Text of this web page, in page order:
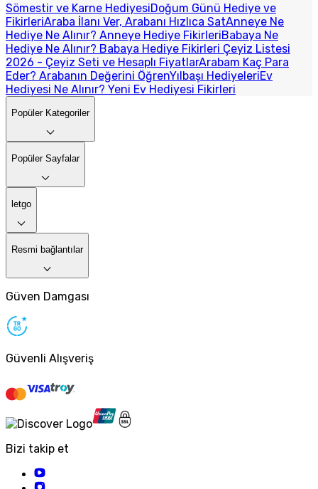
Sömestir ve Karne HediyesiDoğum Günü Hediye ve
FikirleriAraba İlanı Ver, Arabanı Hızlıca SatAnneye Ne
Hediye Ne Alınır? Anneye Hediye FikirleriBabaya Ne
Hediye Ne Alınır? Babaya Hediye Fikirleri Çeyiz Listesi
2026 - Çeyiz Seti ve Hesaplı FiyatlarArabam Kaç Para
Eder? Arabanın Değerini ÖğrenYılbaşı HediyeleriEv
Hediyesi Ne Alınır? Yeni Ev Hediyesi Fikirleri
Popüler Kategoriler
Popüler Sayfalar
letgo
Resmi bağlantılar
Güven Damgası
Güvenli Alışveriş
Bizi takip et